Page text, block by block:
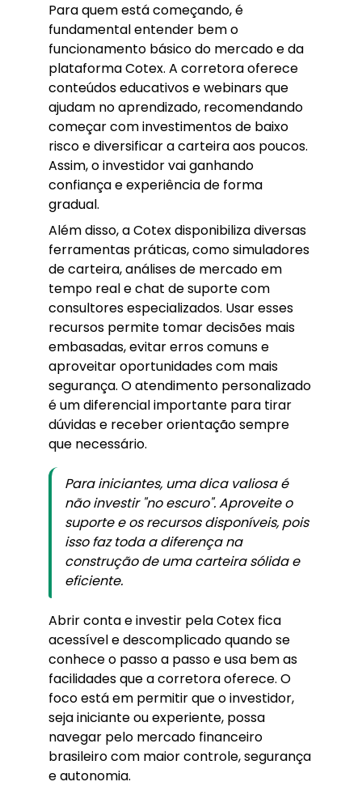
Para quem está começando, é
fundamental entender bem o
funcionamento básico do mercado e da
plataforma Cotex. A corretora oferece
conteúdos educativos e webinars que
ajudam no aprendizado, recomendando
começar com investimentos de baixo
risco e diversificar a carteira aos poucos.
Assim, o investidor vai ganhando
confiança e experiência de forma
gradual.
Além disso, a Cotex disponibiliza diversas
ferramentas práticas, como simuladores
de carteira, análises de mercado em
tempo real e chat de suporte com
consultores especializados. Usar esses
recursos permite tomar decisões mais
embasadas, evitar erros comuns e
aproveitar oportunidades com mais
segurança. O atendimento personalizado
é um diferencial importante para tirar
dúvidas e receber orientação sempre
que necessário.
Para iniciantes, uma dica valiosa é
não investir "no escuro". Aproveite o
suporte e os recursos disponíveis, pois
isso faz toda a diferença na
construção de uma carteira sólida e
eficiente.
Abrir conta e investir pela Cotex fica
acessível e descomplicado quando se
conhece o passo a passo e usa bem as
facilidades que a corretora oferece. O
foco está em permitir que o investidor,
seja iniciante ou experiente, possa
navegar pelo mercado financeiro
brasileiro com maior controle, segurança
e autonomia.